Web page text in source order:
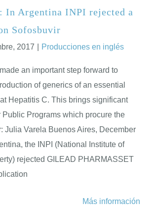
In Argentina INPI rejected a
Sofosbuvir
2017 Producciones en inglés
an important step forward to
of generics of an essential
Hepatitis C. This brings significant
Public Programs which procure the
Julia Varela Buenos Aires, December
the INPI (National Institute of
rejected GILEAD PHARMASSET
Más información